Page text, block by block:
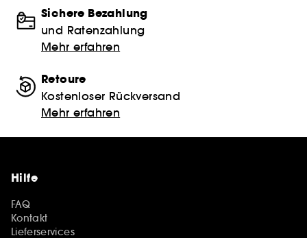
Sichere Bezahlung
und Ratenzahlung
Mehr erfahren
Retoure
Kostenloser Rückversand
Mehr erfahren
Hilfe
FAQ
Kontakt
Lieferservices